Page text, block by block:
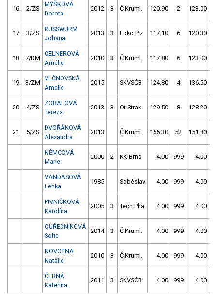
16. 2/ZS
MYŠKOVÁ
Dorota
2012 3 Č.Kruml. 120.90 2 123.00
17. 3/ZS
RUSSWURM
Johana
2013 3 Loko Plz 117.10 6 120.30
18. 7/DM
CELNEROVÁ
Amélie
2010 3 Č.Kruml. 117.80 6 123.00
19. 3/ZM
VLČNOVSKÁ
Amelie
2015 SKVSČB 124.80 4 136.50
20. 4/ZS
ZOBALOVÁ
Tereza
2013 3 Ot.Strak 129.50 8 128.20
21. 5/ZS
DVOŘÁKOVÁ
Alexandra
2013 Č.Kruml. 155.30 52 151.80
NĚMCOVÁ
Marie
2000 2 KK Brno 4.00 999 4.00
VANDASOVÁ
Lenka
1985 Soběslav 4.00 999 4.00
PIVNIČKOVÁ
Karolína
2005 3 Tech.Pha 4.00 999 4.00
OUŘEDNÍKOVÁ
Sofie
2014 3 Č.Kruml. 4.00 999 4.00
NOVOTNÁ
Natálie
2010 3 Č.Kruml. 4.00 999 4.00
ČERNÁ
Kateřina
2011 3 SKVSČB 4.00 999 4.00